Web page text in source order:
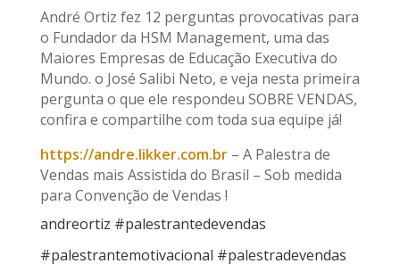
André Ortiz fez 12 perguntas provocativas para
o Fundador da HSM Management, uma das
Maiores Empresas de Educação Executiva do
Mundo. o José Salibi Neto, e veja nesta primeira
pergunta o que ele respondeu SOBRE VENDAS,
confira e compartilhe com toda sua equipe já!
https://andre.likker.com.br– A Palestra de
Vendas mais Assistida do Brasil – Sob medida
para Convenção de Vendas !
andreortiz #palestrantedevendas
#palestrantemotivacional #palestradevendas